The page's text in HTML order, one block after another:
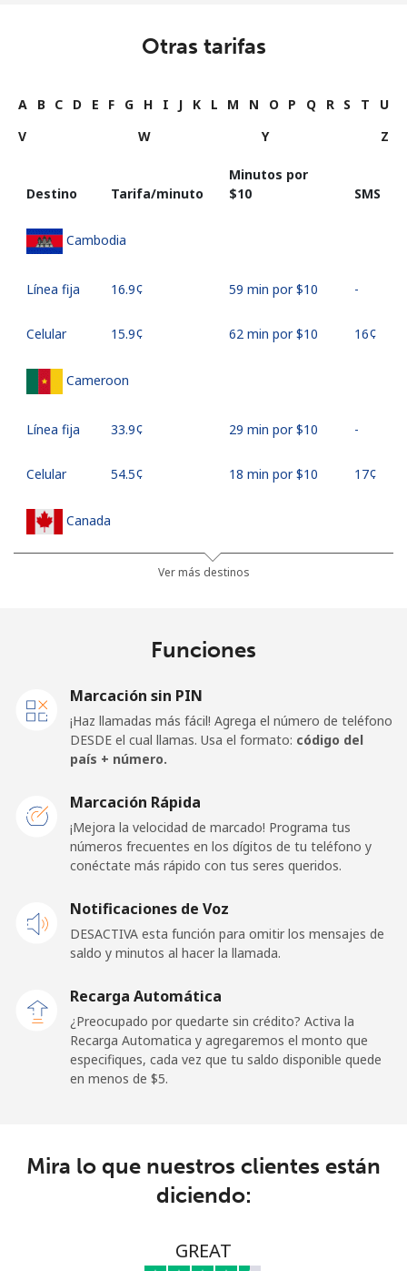
Otras tarifas
A B C D E F G H I J K L M N O P Q R S T
U
V
W Y Z
Destino Tarifa/minuto
Minutos por
⁦$10⁩
SMS
Cambodia
Línea fija ⁦16.9¢⁩ 59 min por ⁦$10⁩ -
Celular ⁦15.9¢⁩ 62 min por ⁦$10⁩ ⁦16¢⁩
Cameroon
Línea fija ⁦33.9¢⁩ 29 min por ⁦$10⁩ -
Celular ⁦54.5¢⁩ 18 min por ⁦$10⁩ ⁦17¢⁩
Canada
665 min por ⁦$10⁩
⁦39.5¢⁩ 25 min por ⁦$10⁩ ⁦16¢⁩
Línea fija ⁦23.5¢⁩ 42 min por ⁦$10⁩
⁦25.5¢⁩ 39 min por ⁦$10⁩
Cayman Islands
Celular ⁦27.5¢⁩
Central African Republic
12 min por ⁦$10⁩
Ver más destinos
Funciones
Marcación sin PIN
¡Haz llamadas más fácil! Agrega el número de teléfono
DESDE el cual llamas. Usa el formato: código del
país + número.
Marcación Rápida
¡Mejora la velocidad de marcado! Programa tus
números frecuentes en los dígitos de tu teléfono y
conéctate más rápido con tus seres queridos.
Notificaciones de Voz
DESACTIVA esta función para omitir los mensajes de
saldo y minutos al hacer la llamada.
Recarga Automática
¿Preocupado por quedarte sin crédito? Activa la
Recarga Automatica y agregaremos el monto que
especifiques, cada vez que tu saldo disponible quede
en menos de ⁦$5⁩.
Mira lo que nuestros clientes están
diciendo:
GREAT